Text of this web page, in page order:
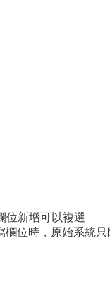
位新增可以複選
欄位時，原始系統